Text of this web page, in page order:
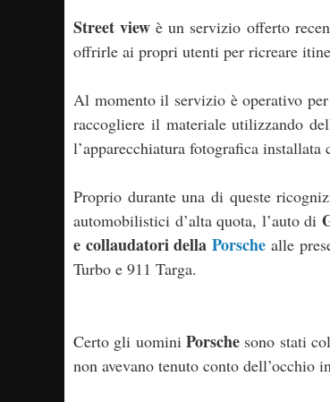
Street view è un servizio offerto
offrirle ai propri utenti per ricreare
Al momento il servizio è operativo
raccogliere il materiale utilizzando
l’apparecchiatura fotografica
Proprio durante una di queste
automobilistici d’alta quota, l’auto di
e collaudatori dellaPorsche alle
Turbo e 911 Targa.
Certo gli uomini Porsche sono stati
non avevano tenuto conto dell’occhio